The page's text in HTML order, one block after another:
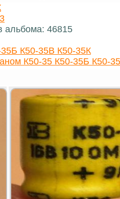
альбома: 46815
К50-35В К50-35К
К50-35 К50-35Б К50-